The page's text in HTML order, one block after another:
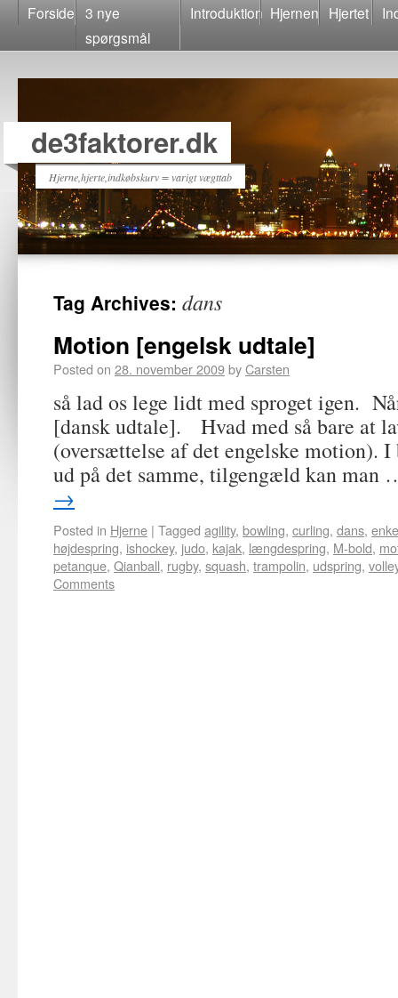
Forside 3 nye
spørgsmål
Introduktion Hjernen Hjertet
de3faktorer.dk
Hjerne,hjerte,indkøbskurv = varigt vægttab
Tag Archives: dans
Motion [engelsk udtale]
Posted on 28. november 2009byCarsten
så lad os lege lidt med sproget igen.
[dansk udtale]. Hvad med så bare at
(oversættelse af det engelske motion).
ud på det samme, tilgengæld kan
→
Posted in Hjerne | Tagged agility, bowling, curling, dans,
højdespring, ishockey, judo, kajak, længdespring, M-bold,
petanque, Qianball, rugby, squash, trampolin, udspring,
Comments